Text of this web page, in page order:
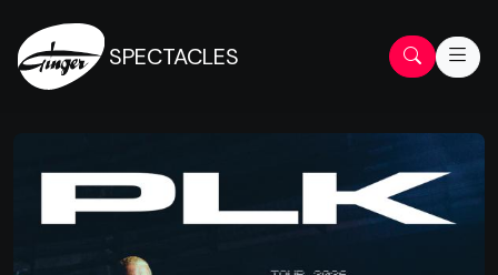
SPECTACLES